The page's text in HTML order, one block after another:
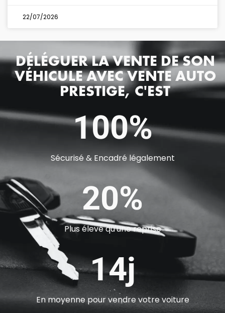
22/07/2026
DÉLÉGUER LA VENTE DE SON
VÉHICULE AVEC VENTE AUTO
PRESTIGE, C'EST
100%
Sécurisé & Encadré légalement
20%
Plus élevé qu'une reprise
14j
En moyenne pour vendre votre voiture